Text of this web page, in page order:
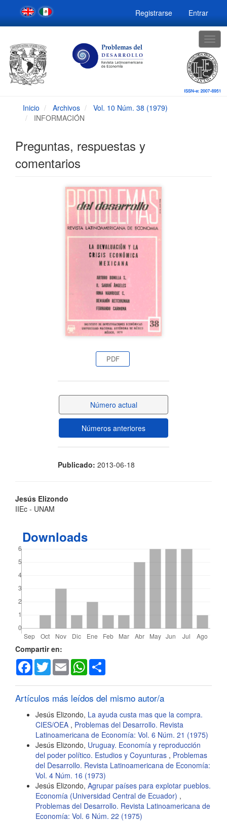
Navegación
principal
Contenido
Barra
lateral
Registrarse Entrar
Inicio Archivos
Vol. 10 Núm. 38 (1979)
INFORMACIÓN
Preguntas, respuestas y
comentarios
PDF
Número actual
Números anteriores
Publicado: 2013-06-18
Contenido
del
artículo
Jesús Elizondo
IIEc - UNAM
Downloads
Detalles
del
artículo
Compartir en:
Facebook
Twitter Email WhatsApp
Artículos más leídos del mismo autor/a
Jesús Elizondo, La ayuda custa mas que la compra.
CIES/OEA , Problemas del Desarrollo. Revista
Latinoamericana de Economía: Vol. 6 Núm. 21 (1975)
Jesús Elizondo, Uruguay. Economía y reproducción
del poder político. Estudios y Coyunturas , Problemas
del Desarrollo. Revista Latinoamericana de Economía:
Vol. 4 Núm. 16 (1973)
Jesús Elizondo, Agrupar países para explotar pueblos.
Economía (Universidad Central de Ecuador) ,
Problemas del Desarrollo. Revista Latinoamericana de
Economía: Vol. 6 Núm. 22 (1975)